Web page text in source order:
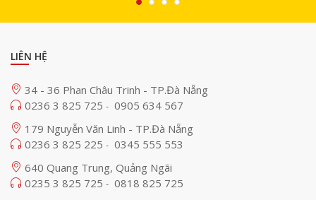
LIÊN HỆ
34 - 36 Phan Châu Trinh - TP.Đà Nẵng
0236 3 825 725 - 0905 634 567
179 Nguyễn Văn Linh - TP.Đà Nẵng
0236 3 825 225 - 0345 555 553
640 Quang Trung, Quảng Ngãi
0235 3 825 725 - 0818 825 725